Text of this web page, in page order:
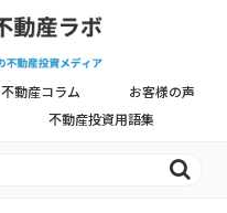
不動産コラム
お客様の声
不動産投資用語集